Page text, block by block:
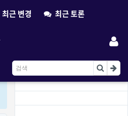
최근 변경 최근 토론